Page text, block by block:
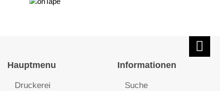
Hauptmenu
Druckerei
Informationen
Suche